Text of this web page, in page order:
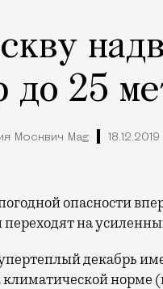
до 25
Москвич Mag 18.12.2019
на
декабрь
климатической норме